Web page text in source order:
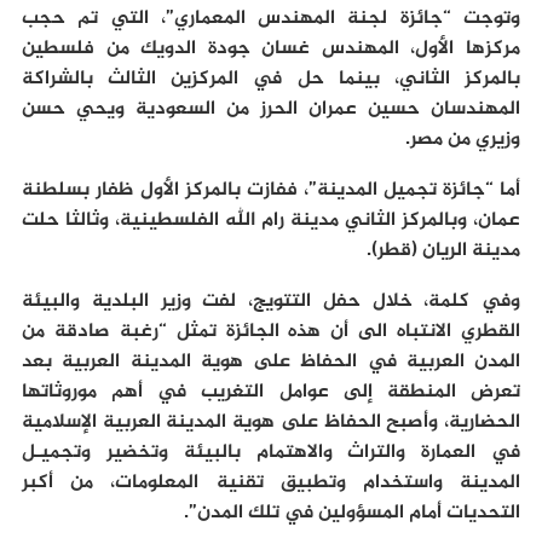
وتوجت “جائزة لجنة المهندس المعماري”، التي تم حجب
مركزها الأول، المهندس غسان جودة الدويك من فلسطين
بالمركز الثاني، بينما حل في المركزين الثالث بالشراكة
المهندسان حسين عمران الحرز من السعودية ويحي حسن
وزيري من مصر.
أما “جائزة تجميل المدينة”، ففازت بالمركز الأول ظفار بسلطنة
عمان، وبالمركز الثاني مدينة رام الله الفلسطينية، وثالثا حلت
مدينة الريان (قطر).
وفي كلمة، خلال حفل التتويج، لفت وزير البلدية والبيئة
القطري الانتباه الى أن هذه الجائزة تمثل “رغبة صادقة من
المدن العربية في الحفاظ على هوية المدينة العربية بعد
تعرض المنطقة إلى عوامل التغريب في أهم موروثاتها
الحضارية، وأصبح الحفاظ على هوية المدينة العربية الإسلامية
في العمارة والتراث والاهتمام بالبيئة وتخضير وتجميـل
المدينة واستخدام وتطبيق تقنية المعلومات، من أكبر
التحديات أمام المسؤولين في تلك المدن”.